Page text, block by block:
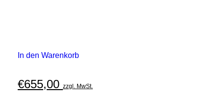
In den Warenkorb
€655,00 zzgl. MwSt.